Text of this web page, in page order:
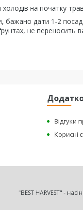
на початку
дати 1-2
не переносить
Відгуки
Корисні